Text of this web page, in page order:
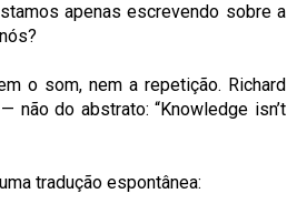
apenas escrevendo sobre a
o som, nem a repetição. Richard
não do abstrato: “Knowledge isn’t
tradução espontânea: